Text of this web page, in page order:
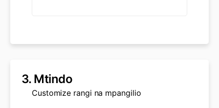
3. Mtindo
Customize rangi na mpangilio